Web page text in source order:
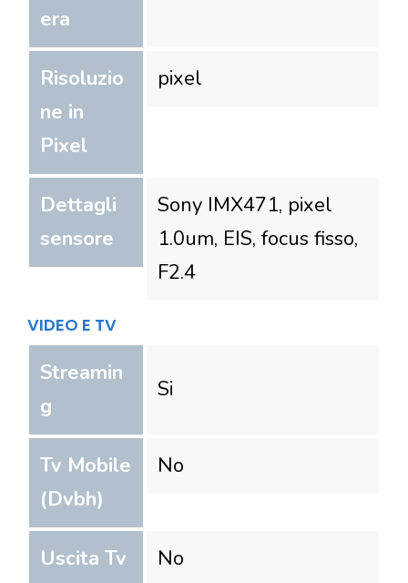
era
Risoluzio
ne in
Pixel
pixel
Dettagli
sensore
Sony IMX471, pixel
1.0um, EIS, focus fisso,
F2.4
VIDEO E TV
Streamin
g
Si
Tv Mobile
(Dvbh)
No
Uscita Tv No